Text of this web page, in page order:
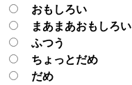
おもしろい
まあまあおもしろい
ふつう
ちょっとだめ
だめ